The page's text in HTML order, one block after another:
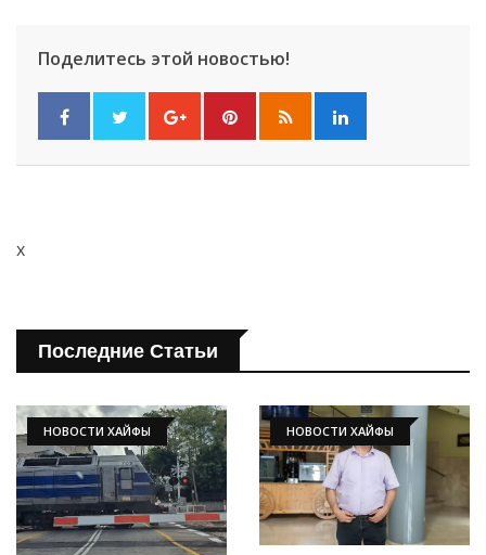
Поделитесь этой новостью!
x
Последние Статьи
НОВОСТИ ХАЙФЫ НОВОСТИ ХАЙФЫ